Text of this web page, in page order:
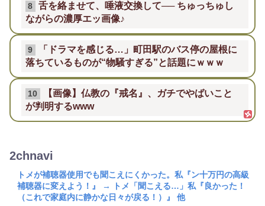
8
舌を絡ませて、唾液交換して── ちゅっちゅし
ながらの濃厚エッ画像♪
9
「ドラマを感じる…」町田駅のバス停の屋根に
落ちているものが“物騒すぎる”と話題にｗｗｗ
10
【画像】仏教の『戒名』、ガチでやばいこと
が判明するwww
2chnavi
トメが補聴器使用でも聞こえにくかった。私『ン十万円の高級
補聴器に変えよう！』 → トメ「聞こえる…」私『良かった！
（これで家庭内に静かな日々が戻る！）』 他